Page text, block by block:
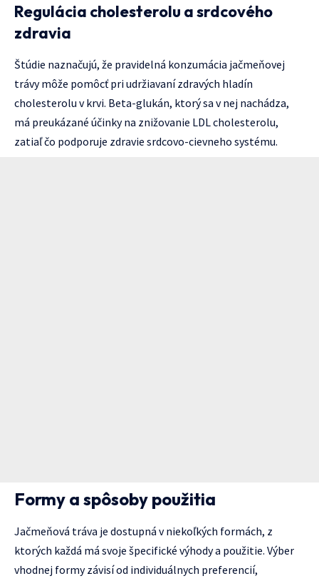
Regulácia cholesterolu a srdcového
zdravia
Štúdie naznačujú, že pravidelná konzumácia jačmeňovej
trávy môže pomôcť pri udržiavaní zdravých hladín
cholesterolu v krvi. Beta-glukán, ktorý sa v nej nachádza,
má preukázané účinky na znižovanie LDL cholesterolu,
zatiaľ čo podporuje zdravie srdcovo-cievneho systému.
Formy a spôsoby použitia
Jačmeňová tráva je dostupná v niekoľkých formách, z
ktorých každá má svoje špecifické výhody a použitie. Výber
vhodnej formy závisí od individuálnych preferencií,